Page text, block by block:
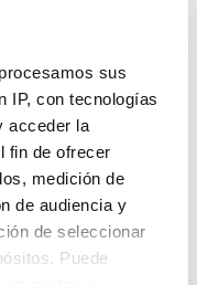
procesamos sus
IP, con tecnologías
acceder la
fin de ofrecer
medición de
de audiencia y
de seleccionar
Puede
como
aquí.
estás